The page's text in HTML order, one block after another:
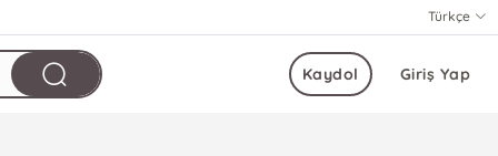
Türkçe
Giriş Yap
Kaydol